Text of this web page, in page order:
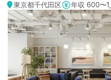
東京都千代田区 年収 600〜